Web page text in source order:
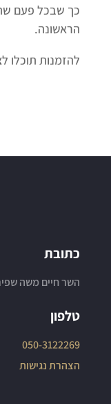
כך שבכל פעם
הראשונה.
להזמנות תוכלו
כתובת
השר חיים משה שפירא 12 ראשון
טלפון
050-3122269
הצהרת נגישות